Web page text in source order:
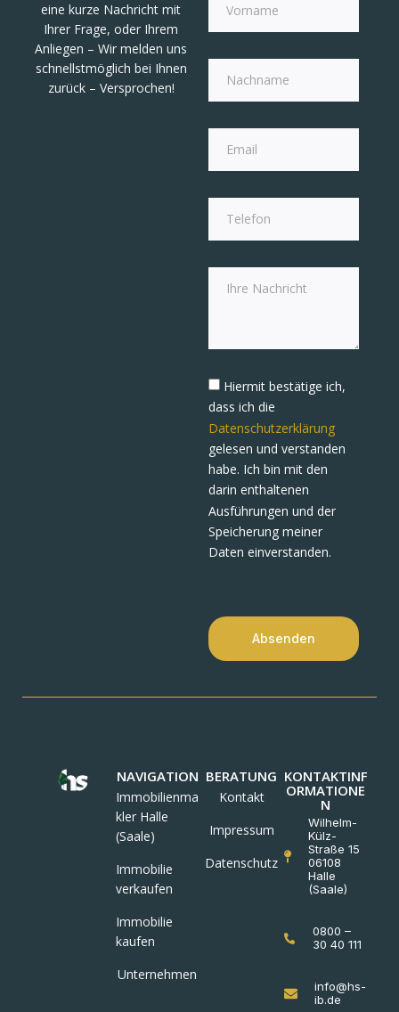
eine kurze Nachricht mit
Ihrer Frage, oder Ihrem
Anliegen – Wir melden uns
schnellstmöglich bei Ihnen
zurück – Versprochen!
Hiermit bestätige ich,
dass ich die
Datenschutzerklärung
gelesen und verstanden
habe. Ich bin mit den
darin enthaltenen
Ausführungen und der
Speicherung meiner
Daten einverstanden.
Absenden
NAVIGATION
Immobilienma
kler Halle
(Saale)
Immobilie
verkaufen
Immobilie
kaufen
Unternehmen
BERATUNG
Kontakt
Impressum
Datenschutz
KONTAKTINF
ORMATIONE
N
Wilhelm-
Külz-
Straße 15
06108
Halle
(Saale)
0800 –
30 40 111
info@hs-
ib.de